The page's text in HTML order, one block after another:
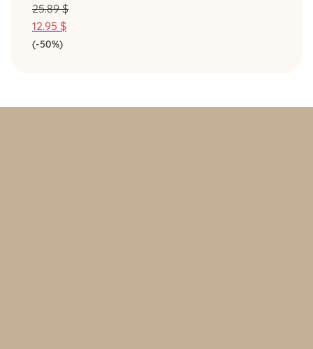
25.89$
12.95 $
(-50%)